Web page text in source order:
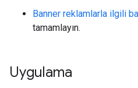
Banner reklamlarla ilgili
tamamlayın.
Uygulama